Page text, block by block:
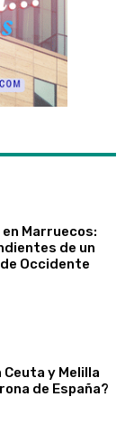
Marruecos:
de un
Occidente
Ceuta y Melilla
de España?